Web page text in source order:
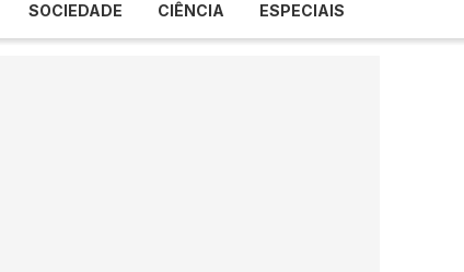
SOCIEDADE CIÊNCIA ESPECIAIS